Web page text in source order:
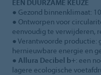
EEN DUURZAME KEUZE
● Gezond binnenklimaat:
● Ontworpen voor
eenvoudig te verwijderen,
● Verantwoorde productie:
hernieuwbare energie en
● Allura Decibel b+: een
lagere ecologische